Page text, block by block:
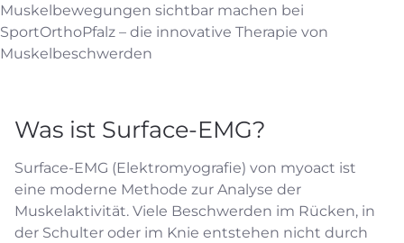
Muskelbewegungen sichtbar machen bei
SportOrthoPfalz – die innovative Therapie von
Muskelbeschwerden
Was ist Surface-EMG?
Surface-EMG (Elektromyografie) von myoact ist
eine moderne Methode zur Analyse der
Muskelaktivität. Viele Beschwerden im Rücken, in
der Schulter oder im Knie entstehen nicht durch